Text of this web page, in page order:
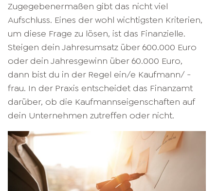
Zugegebenermaßen gibt das nicht viel
Aufschluss. Eines der wohl wichtigsten Kriterien,
um diese Frage zu lösen, ist das Finanzielle.
Steigen dein Jahresumsatz über 600.000 Euro
oder dein Jahresgewinn über 60.000 Euro,
dann bist du in der Regel ein/e Kaufmann/ -
frau. In der Praxis entscheidet das Finanzamt
darüber, ob die Kaufmannseigenschaften auf
dein Unternehmen zutreffen oder nicht.